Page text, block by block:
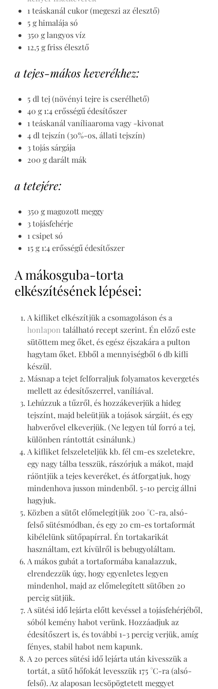
1 teáskanál cukor (megeszi az élesztő)
5 g himalája só
350 g langyos víz
12,5 g friss élesztő
a tejes-mákos keverékhez:
5 dl tej (növényi tejre is cserélhető)
40 g 1:4 erősségű édesítőszer
1 teáskanál vaníliaaroma vagy -kivonat
4 dl tejszín (30%-os, állati tejszín)
3 tojás sárgája
200 g darált mák
a tetejére:
350 g magozott meggy
3 tojásfehérje
1 csipet só
15 g 1:4 erősségű édesítőszer
A mákosguba-torta
elkészítésének lépései:
A kifliket elkészítjük a csomagoláson és a
honlapon található recept szerint. Én előző este
sütöttem meg őket, és egész éjszakára a pulton
hagytam őket. Ebből a mennyiségből 6 db kifli
készül.
Másnap a tejet felforraljuk folyamatos kevergetés
mellett az édesítőszerrel, vaníliával.
Lehúzzuk a tűzről, és hozzákeverjük a hideg
tejszínt, majd beleütjük a tojások sárgáit, és egy
habverővel elkeverjük. (Ne legyen túl forró a tej,
különben rántottát csinálunk.)
A kifliket felszeleteljük kb. fél cm-es szeletekre,
egy nagy tálba tesszük, rászórjuk a mákot, majd
ráöntjük a tejes keveréket, és átforgatjuk, hogy
mindenhova jusson mindenből. 5-10 percig állni
hagyjuk.
Közben a sütőt előmelegítjük 200 °C-ra, alsó-
felső sütésmódban, és egy 20 cm-es tortaformát
kibélelünk sütőpapírral. Én tortakarikát
használtam, ezt kívülről is bebugyoláltam.
A mákos gubát a tortaformába kanalazzuk,
elrendezzük úgy, hogy egyenletes legyen
mindenhol, majd az előmelegített sütőben 20
percig sütjük.
A sütési idő lejárta előtt kevéssel a tojásfehérjéből,
sóból kemény habot verünk. Hozzáadjuk az
édesítőszert is, és további 1-3 percig verjük, amíg
fényes, stabil habot nem kapunk.
A 20 perces sütési idő lejárta után kivesszük a
tortát, a sütő hőfokát levesszük 175 °C-ra (alsó-
felső). Az alaposan lecsöpögtetett meggyet